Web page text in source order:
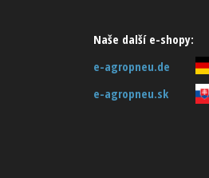
Naše další e-shopy:
e-agropneu.de
e-agropneu.sk